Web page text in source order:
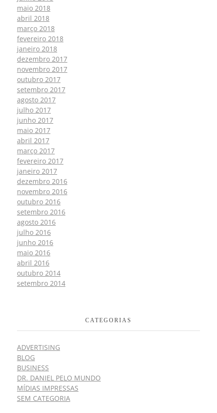
maio 2018
abril 2018
março 2018
fevereiro 2018
janeiro 2018
dezembro 2017
novembro 2017
outubro 2017
setembro 2017
agosto 2017
julho 2017
junho 2017
maio 2017
abril 2017
março 2017
fevereiro 2017
janeiro 2017
dezembro 2016
novembro 2016
outubro 2016
setembro 2016
agosto 2016
julho 2016
junho 2016
maio 2016
abril 2016
outubro 2014
setembro 2014
CATEGORIAS
ADVERTISING
BLOG
BUSINESS
DR. DANIEL PELO MUNDO
MÍDIAS IMPRESSAS
SEM CATEGORIA